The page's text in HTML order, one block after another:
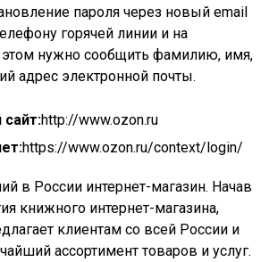
пароля через новый email
горячей линии и на
этом нужно сообщить фамилию, имя,
адрес электронной почты.
http://www.ozon.ru
https://www.ozon.ru/context/login/
в России интернет-магазин. Начав
книжного интернет-магазина,
клиентам со всей России и
ассортимент товаров и услуг.